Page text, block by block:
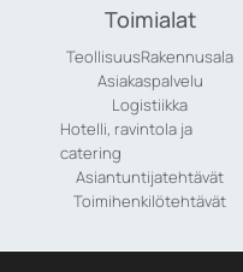
Toimialat
TeollisuusRakennusala
Asiakaspalvelu
Logistiikka
Hotelli, ravintola ja
catering
Asiantuntijatehtävät
Toimihenkilötehtävät